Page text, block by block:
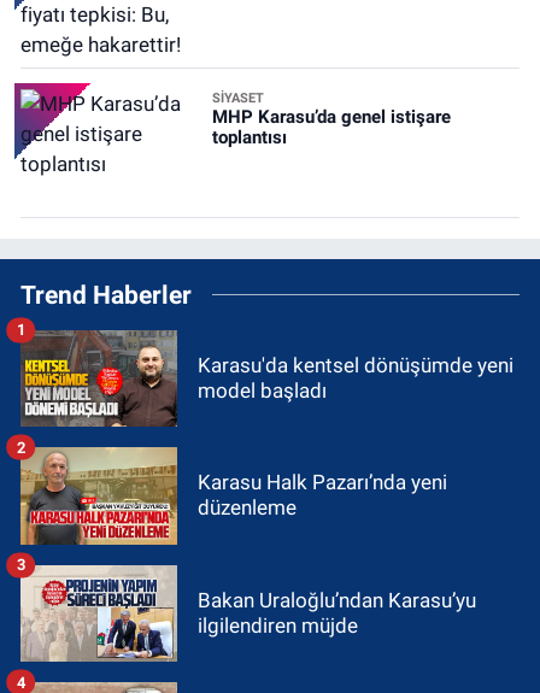
SİYASET
MHP Karasu’da genel istişare
toplantısı
Trend Haberler
Karasu'da kentsel dönüşümde yeni
model başladı
1
Karasu Halk Pazarı’nda yeni
düzenleme
2
Bakan Uraloğlu’ndan Karasu’yu
ilgilendiren müjde
3
4